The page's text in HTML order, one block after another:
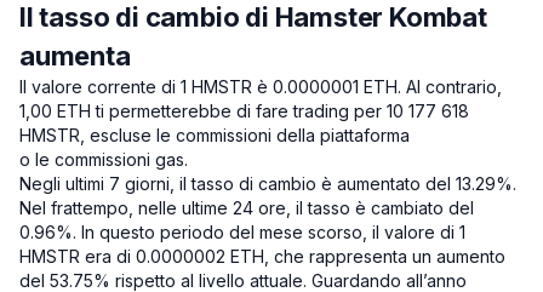
Il tasso di cambio di Hamster Kombat
aumenta
Il valore corrente di 1 HMSTR è 0.0000001 ETH. Al contrario,
1,00 ETH ti permetterebbe di fare trading per 10 177 618
HMSTR, escluse le commissioni della piattaforma
o le commissioni gas.
Negli ultimi 7 giorni, il tasso di cambio è aumentato del 13.29%.
Nel frattempo, nelle ultime 24 ore, il tasso è cambiato del
0.96%. In questo periodo del mese scorso, il valore di 1
HMSTR era di 0.0000002 ETH, che rappresenta un aumento
del 53.75% rispetto al livello attuale. Guardando all’anno